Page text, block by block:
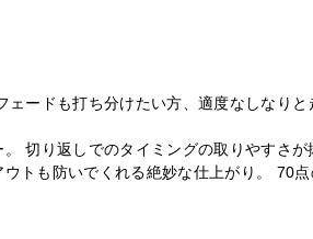
ェードも打ち分けたい方、適度なしなり
切り返しでのタイミングの取りやすさ
トも防いでくれる絶妙な仕上がり。 70